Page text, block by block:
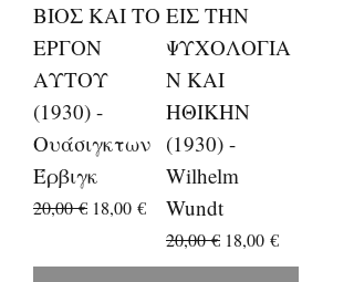
ΒΙΟΣ ΚΑΙ ΤΟ
ΕΡΓΟΝ
ΑΥΤΟΥ
(1930) -
Ουάσιγκτων
Έρβιγκ
Κανονική τιμή
20,00 € Τιμή Έκπτωσης
18,00 €
ΕΙΣ ΤΗΝ
ΨΥΧΟΛΟΓΙΑ
Ν ΚΑΙ
ΗΘΙΚΗΝ
(1930) -
Wilhelm
Wundt
Κανονική τιμή
20,00 € Τιμή Έκπτωσης
18,00 €